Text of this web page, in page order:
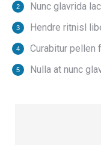
Nunc glavrida
Hendre ritnisl
Curabitur pellen
Nulla at nunc